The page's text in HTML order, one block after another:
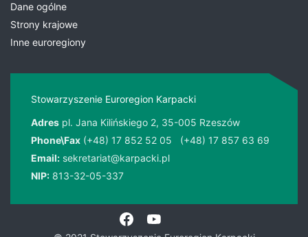
Dane ogólne
Strony krajowe
Inne euroregiony
Stowarzyszenie Euroregion Karpacki
Adres pl. Jana Kilińskiego 2, 35-005 Rzeszów
Phone\Fax (+48) 17 852 52 05
(+48) 17 857 63 69
Email: sekretariat@karpacki.pl
NIP: 813-32-05-337